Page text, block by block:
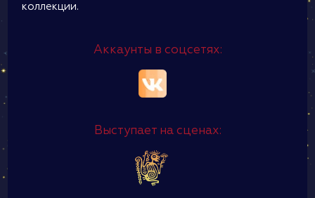
коллекции.
Аккаунты в соцсетях:
Выступает на сценах: